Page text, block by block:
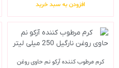
افزودن به سبد خرید
کرم مرطوب کننده آرکو نم حاوی روغن